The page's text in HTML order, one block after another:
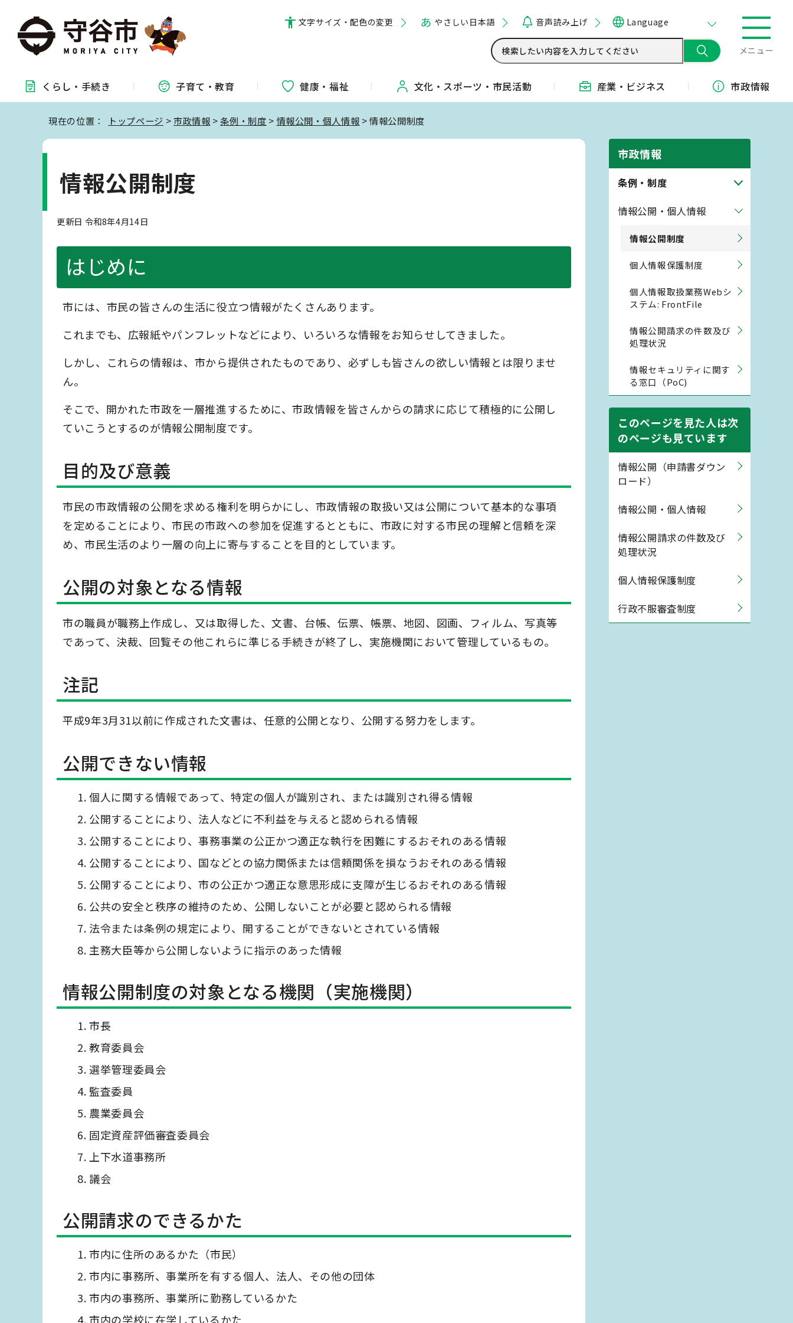
文字サイズ・配色の変更 やさしい日本語 音声読み上げ Language
メニュー
くらし・ 手続き 子育て・教育 健康・福祉 文化・ スポーツ・ 市民活動 産業・ ビジネス 市政情報
現在の位置： トップページ >市政情報 >条例・制度 > 情報公開・個人情報 > 情報公開制度
情報公開制度
更新日 令和8年4月14日
はじめに
市には、市民の皆さんの生活に役立つ情報がたくさんあります。
これまでも、広報紙やパンフレットなどにより、いろいろな情報をお知らせしてきました。
しかし、これらの情報は、市から提供されたものであり、必ずしも皆さんの欲しい情報とは限りませ
ん。
そこで、開かれた市政を一層推進するために、市政情報を皆さんからの請求に応じて積極的に公開し
ていこうとするのが情報公開制度です。
目的及び意義
市民の市政情報の公開を求める権利を明らかにし、市政情報の取扱い又は公開について基本的な事項
を定めることにより、市民の市政への参加を促進するとともに、市政に対する市民の理解と信頼を深
め、市民生活のより一層の向上に寄与することを目的としています。
公開の対象となる情報
市の職員が職務上作成し、又は取得した、文書、台帳、伝票、帳票、地図、図画、フィルム、写真等
であって、決裁、回覧その他これらに準じる手続きが終了し、実施機関において管理しているもの。
注記
平成9年3月31以前に作成された文書は、任意的公開となり、公開する努力をします。
公開できない情報
個人に関する情報であって、特定の個人が識別され、または識別され得る情報
公開することにより、法人などに不利益を与えると認められる情報
公開することにより、事務事業の公正かつ適正な執行を困難にするおそれのある情報
公開することにより、国などとの協力関係または信頼関係を損なうおそれのある情報
公開することにより、市の公正かつ適正な意思形成に支障が生じるおそれのある情報
公共の安全と秩序の維持のため、公開しないことが必要と認められる情報
法令または条例の規定により、開することができないとされている情報
主務大臣等から公開しないように指示のあった情報
情報公開制度の対象となる機関（実施機関）
市長
教育委員会
選挙管理委員会
監査委員
農業委員会
固定資産評価審査委員会
上下水道事務所
議会
公開請求のできるかた
市内に住所のあるかた（市民）
市内に事務所、事業所を有する個人、法人、その他の団体
市内の事務所、事業所に勤務しているかた
市内の学校に在学しているかた
市政情報
条例・制度
情報公開・個人情報
情報公開制度
個人情報保護制度
個人情報取扱業務Webシ
ステム: FrontFile
情報公開請求の件数及び
処理状況
情報セキュリティに関す
る窓口（PoC)
このページを見た人は次
のページも見ています
情報公開（申請書ダウン
ロード）
情報公開・個人情報
情報公開請求の件数及び
処理状況
個人情報保護制度
行政不服審査制度